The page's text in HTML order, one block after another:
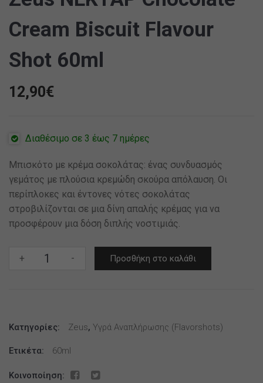
Cream Biscuit Flavour
Shot 60ml
12,90€
Διαθέσιμο σε 3 έως 7 ημέρες
Μπισκότο με κρέμα σοκολάτας: ένας συνδυασμός
γεμάτος με πλούσια κρεμώδη σκούρα απόλαυση. Οι
περίπλοκες και έντονες νότες σοκολάτας
στροβιλίζονται σε μια δίνη απαλής κρέμας για να
προσφέρουν μια δόση διπλής νοστιμιάς.
+
Zeus
Flavour
60ml
ποσότητα
- Προσθήκη στο καλάθι
Κατηγορίες: Zeus, Υγρά Αναπλήρωσης (flavorshots)
Ετικέτα: 60ml
Κοινοποίηση: